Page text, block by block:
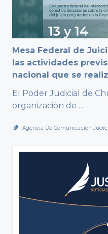
Mesa Federal de
las actividades
nacional que se
El Poder Judicial de
organización de ...
Agencia De Comunicación